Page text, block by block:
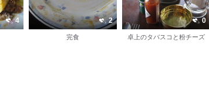
4 2
完食
0
卓上のタバスコと粉チーズ